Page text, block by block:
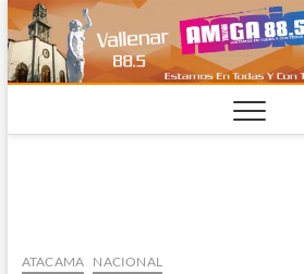
Saltar
al
contenido
ATACAMA NACIONAL